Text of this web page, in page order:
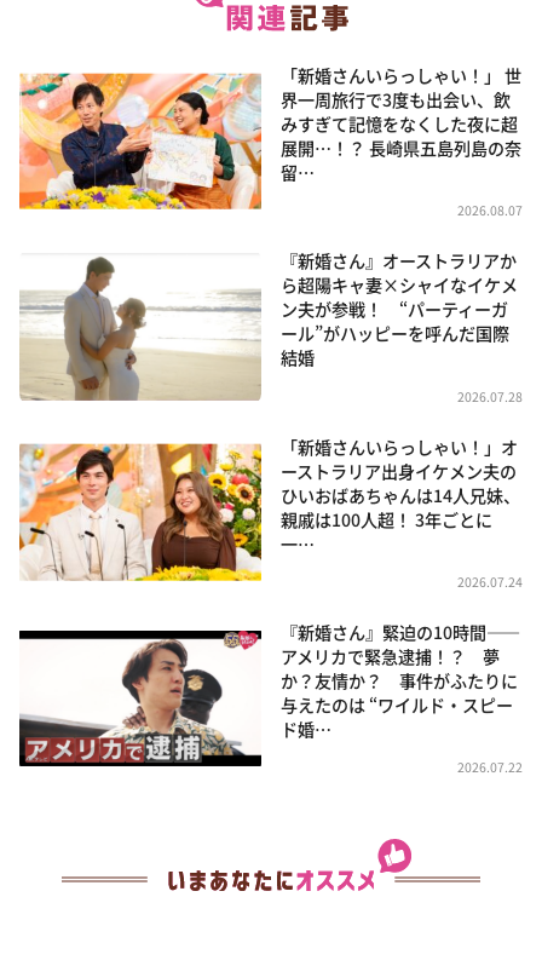
「新婚さんいらっしゃい！」 世
界一周旅行で3度も出会い、飲
みすぎて記憶をなくした夜に超
展開…！？ 長崎県五島列島の奈
留…
2026.08.07
『新婚さん』オーストラリアか
ら超陽キャ妻×シャイなイケメ
ン夫が参戦！ “パーティーガ
ール”がハッピーを呼んだ国際
結婚
2026.07.28
「新婚さんいらっしゃい！」オ
ーストラリア出身イケメン夫の
ひいおばあちゃんは14人兄妹、
親戚は100人超！ 3年ごとに
一…
2026.07.24
『新婚さん』緊迫の10時間――
アメリカで緊急逮捕！？ 夢
か？友情か？ 事件がふたりに
与えたのは “ワイルド・スピー
ド婚…
2026.07.22